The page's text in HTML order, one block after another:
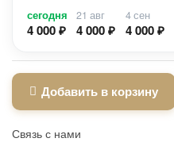
сегодня
4 000 ₽
21 авг
4 000 ₽
4 сен
4 000 ₽
Добавить в корзину
Связь с нами